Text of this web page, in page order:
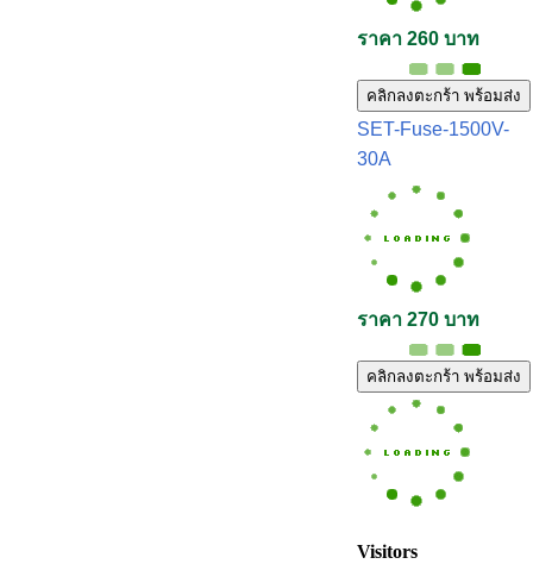
ราคา 260 บาท
คลิกลงตะกร้า พร้อมส่ง
SET-Fuse-1500V-
30A
ราคา 270 บาท
คลิกลงตะกร้า พร้อมส่ง
Visitors